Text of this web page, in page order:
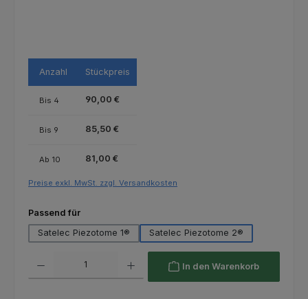
Anzahl Stückpreis
Bis 4 90,00 €
Bis 9 85,50 €
Ab 10 81,00 €
Preise exkl. MwSt. zzgl. Versandkosten
Passend fürauswählen
Satelec Piezotome 1®
Satelec Piezotome 2®
In den Warenkorb